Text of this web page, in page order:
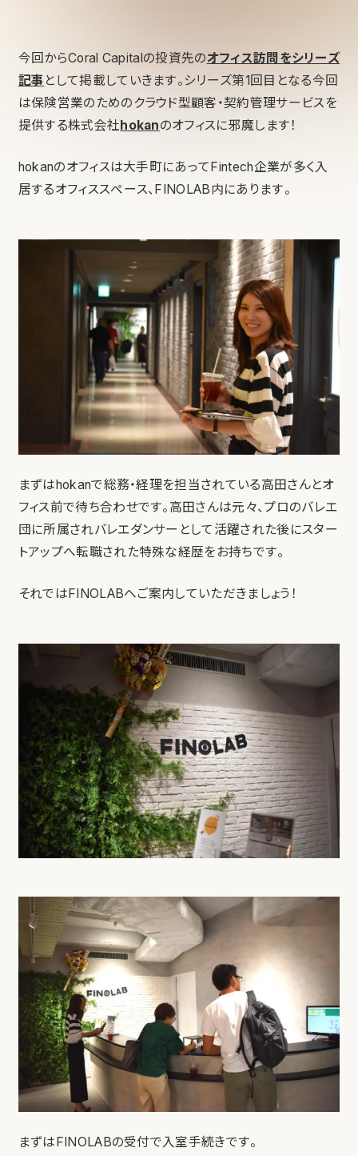
今回からCoral Capitalの投資先のオフィス訪問をシリーズ
記事 として掲載していきます。シリーズ第1回目となる今回
は保険営業のためのクラウド型顧客・契約管理サービスを
提供する株式会社hokanのオフィスに邪魔します！
hokanのオフィスは大手町にあってFintech企業が多く入
居するオフィススペース、FINOLAB内にあります。
まずはhokanで総務・経理を担当されている高田さんとオ
フィス前で待ち合わせです。高田さんは元々、プロのバレエ
団に所属されバレエダンサーとして活躍された後にスター
トアップへ転職された特殊な経歴をお持ちです。
それではFINOLABへご案内していただきましょう！
まずはFINOLABの受付で入室手続きです。